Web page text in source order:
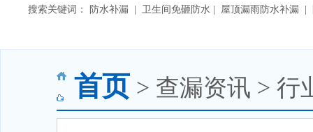
搜索关键词： 防水补漏 | 卫生间免砸防水 | 屋顶漏雨防水补漏
首页 > 查漏资讯 > 行